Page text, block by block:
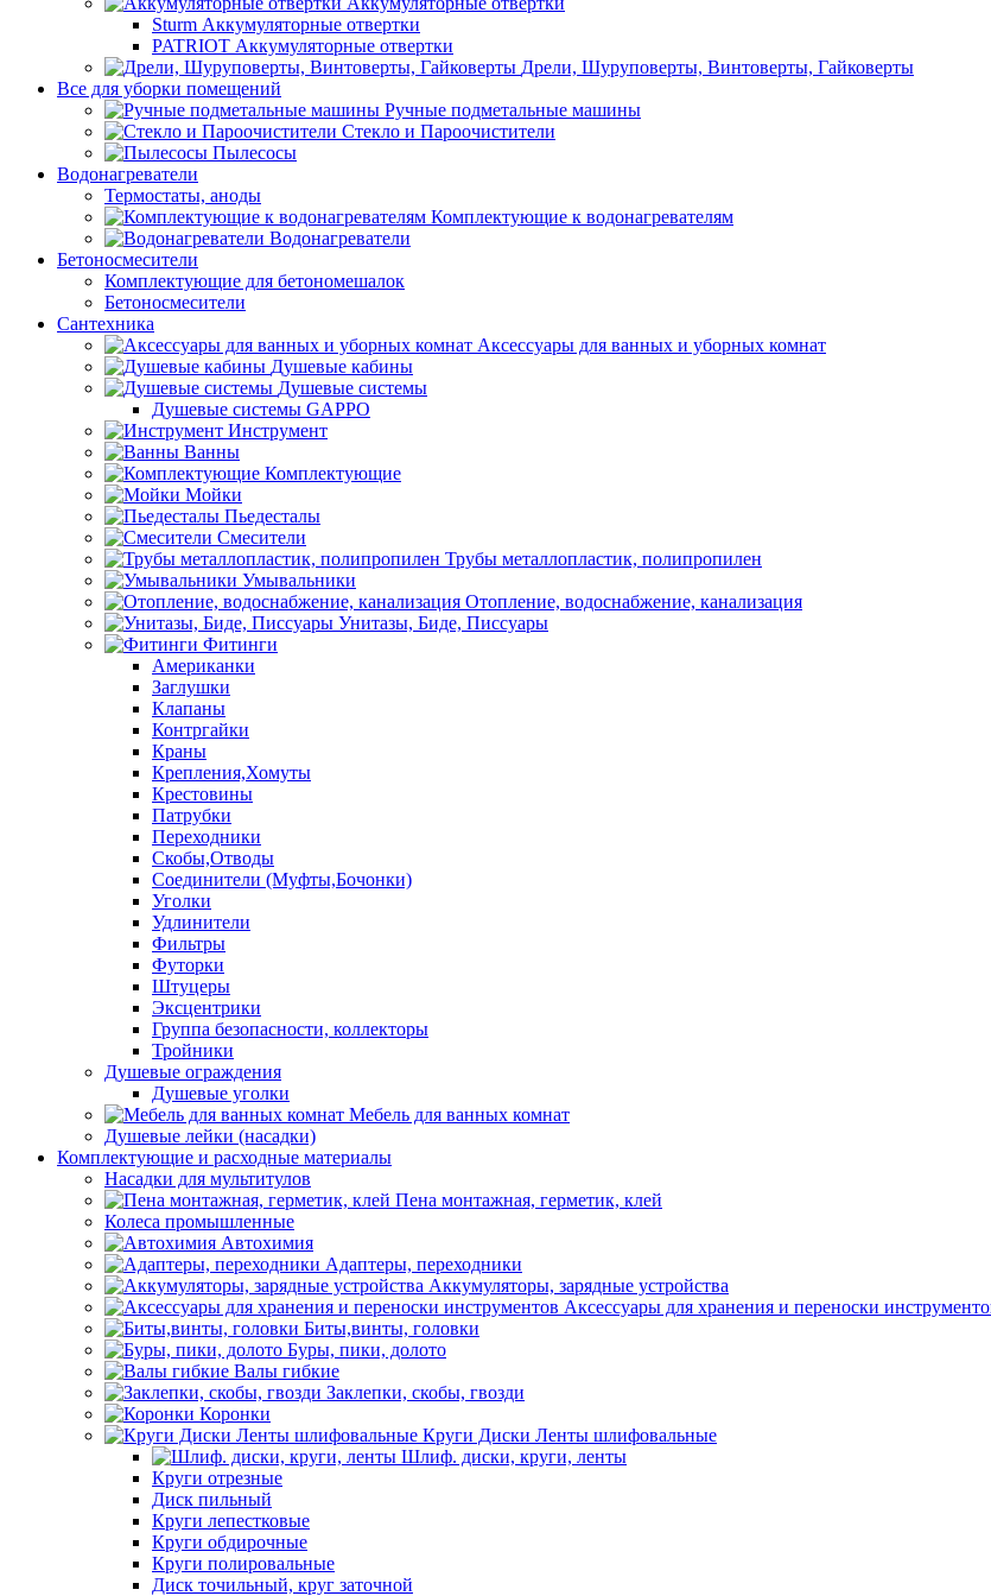
Sturm Аккумуляторные отвертки
PATRIOT Аккумуляторные отвертки
Дрели, Шуруповерты, Винтоверты, Гайковерты
Все для уборки помещений
Ручные подметальные машины
Стекло и Пароочистители
Пылесосы
Водонагреватели
Термостаты, аноды
Комплектующие к водонагревателям
Водонагреватели
Бетоносмесители
Комплектующие для бетономешалок
Бетоносмесители
Сантехника
Аксессуары для ванных и уборных комнат
Душевые кабины
Душевые системы
Душевые системы GAPPO
Инструмент
Ванны
Комплектующие
Мойки
Пьедесталы
Смесители
Трубы металлопластик, полипропилен
Умывальники
Отопление, водоснабжение, канализация
Унитазы, Биде, Писсуары
Фитинги
Американки
Заглушки
Клапаны
Контргайки
Краны
Крепления,Хомуты
Крестовины
Патрубки
Переходники
Скобы,Отводы
Соединители (Муфты,Бочонки)
Уголки
Удлинители
Фильтры
Футорки
Штуцеры
Эксцентрики
Группа безопасности, коллекторы
Тройники
Душевые ограждения
Душевые уголки
Мебель для ванных комнат
Душевые лейки (насадки)
Комплектующие и расходные материалы
Насадки для мультитулов
Пена монтажная, герметик, клей
Колеса промышленные
Автохимия
Адаптеры, переходники
Аккумуляторы, зарядные устройства
Аксессуары для хранения и переноски
Биты,винты, головки
Буры, пики, долото
Валы гибкие
Заклепки, скобы, гвозди
Коронки
Круги Диски Ленты шлифовальные
Шлиф. диски, круги, ленты
Круги отрезные
Диск пильный
Круги лепестковые
Круги обдирочные
Круги полировальные
Диск точильный, круг заточной